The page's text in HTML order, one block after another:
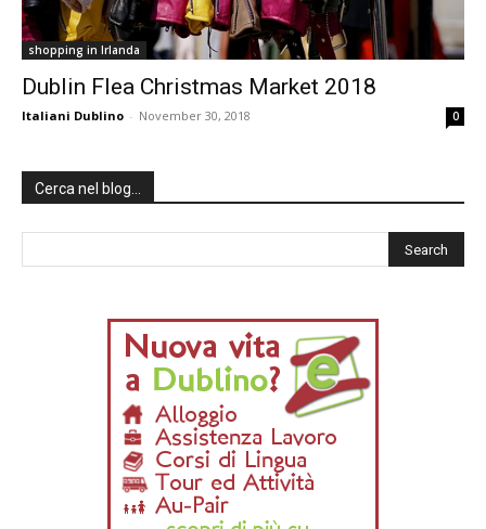
shopping in Irlanda
Dublin Flea Christmas Market 2018
Italiani Dublino - November 30, 2018 0
Cerca nel blog…